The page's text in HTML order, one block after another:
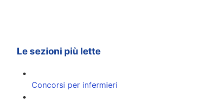
Le sezioni più lette
Concorsi per infermieri